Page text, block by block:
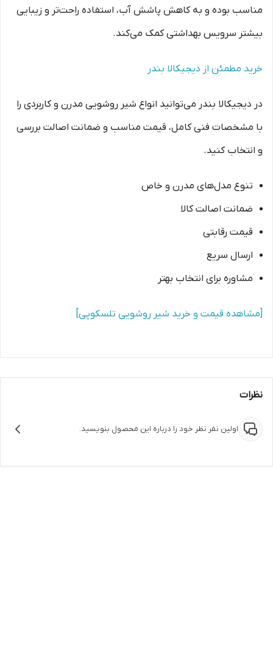
مناسب بوده و به کاهش پاشش آب، استفاده راحت‌تر و زیبایی
بیشتر سرویس بهداشتی کمک می‌کند.
خرید مطمئن از دیجیکالا بندر
در دیجیکالا بندر می‌توانید انواع شیر روشویی مدرن و کاربردی را
با مشخصات فنی کامل، قیمت مناسب و ضمانت اصالت بررسی
و انتخاب کنید.
تنوع مدل‌های مدرن و خاص
ضمانت اصالت کالا
قیمت رقابتی
ارسال سریع
مشاوره برای انتخاب بهتر
[مشاهده قیمت و خرید شیر روشویی تلسکوپی]
نظرات
اولین نفر نظر خود را درباره این محصول بنویسید.